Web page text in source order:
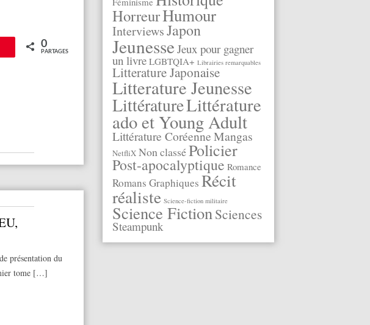
HorreurHumour
InterviewsJapon
JeunesseJeux pour gagner
un livre LGBTQIA+ Librairies remarquables
Litterature Japonaise
Litterature Jeunesse
LittératureLittérature
ado et Young Adult
Littérature Coréenne Mangas
NetfliX Non classéPolicier
Post-apocalyptique Romance
Romans Graphiques Récit
réaliste Science-fiction militaire
Science FictionSciences
Steampunk
0
PARTAGES
présentation du
tome […]